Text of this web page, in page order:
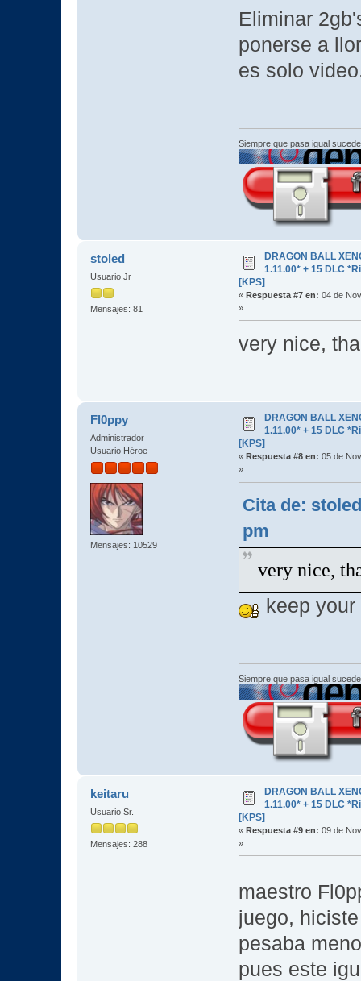
Eliminar
ponerse a
es solo
Siempre que pasa igual
stoled
Usuario Jr
Mensajes: 81
DRAGON BALL
1.11.00* + 15 DLC
[KPS]
« Respuesta #7 en: 04 de
»
very nice,
Fl0ppy
Administrador
Usuario Héroe
Mensajes: 10529
DRAGON BALL
1.11.00* + 15 DLC
[KPS]
« Respuesta #8 en: 05 de
»
Cita de:
pm
very nice,
keep
Siempre que pasa igual
keitaru
Usuario Sr.
Mensajes: 288
DRAGON BALL
1.11.00* + 15 DLC
[KPS]
« Respuesta #9 en: 09 de
»
maestro
juego,
pesaba
pues este